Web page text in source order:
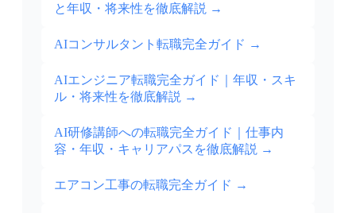
と年収・将来性を徹底解説 →
AIコンサルタント転職完全ガイド →
AIエンジニア転職完全ガイド｜年収・スキ
ル・将来性を徹底解説 →
AI研修講師への転職完全ガイド｜仕事内
容・年収・キャリアパスを徹底解説 →
エアコン工事の転職完全ガイド →